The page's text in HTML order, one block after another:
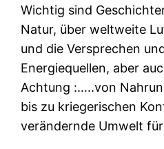
Wichtig sind
Natur, über weltweite
und die Versprechen
Energiequellen, aber
Achtung :…..von
bis zu kriegerischen
verändernde Umwelt